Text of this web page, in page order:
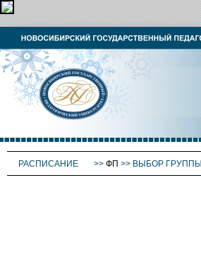
РАСПИСАНИЕ >> ФП >> ВЫБОР ГРУППЫ